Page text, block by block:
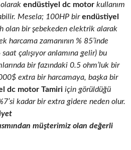
endüstiyel dc motor kullanım
Mesela; 100HP birendüstiyel
olan bir şebekeden elektrik alarak
harcama zamanının % 85’inde
çalışıyor anlamına gelir) bu
bir fazındaki 0.5 ohm’luk bir
extra bir harcamaya, başka bir
dc motor Tamiri için görüldüğü
kadar bir extra gidere neden olur.
müşterimiz olan değerli